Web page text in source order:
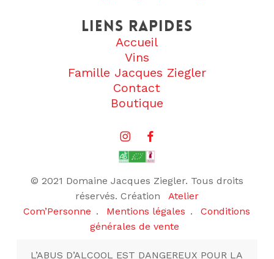
Liens rapides
Accueil
Vins
Famille Jacques Ziegler
Contact
Boutique
© 2021 Domaine Jacques Ziegler. Tous droits
réservés. Création
Atelier
Com’Personne . Mentions légales .
Conditions
générales de vente
L’ABUS D’ALCOOL EST DANGEREUX POUR LA